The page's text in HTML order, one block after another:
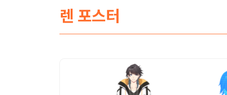
렌 포스터